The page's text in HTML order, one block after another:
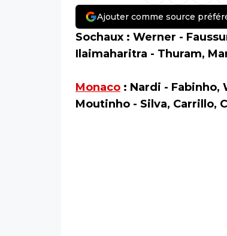
Ajouter comme source
Sochaux : Werner -
Ilaimaharitra - Thuram,
Monaco : Nardi - Fabinho,
Moutinho - Silva, Carrillo,